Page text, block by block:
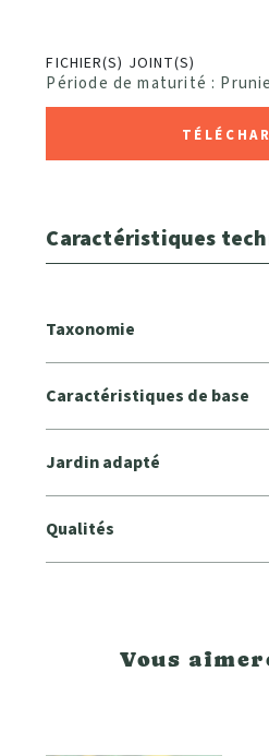
FICHIER(S) JOINT(S)
Période de maturité :
Caractéristiques
Taxonomie
Caractéristiques de base
Jardin adapté
Qualités
Vous